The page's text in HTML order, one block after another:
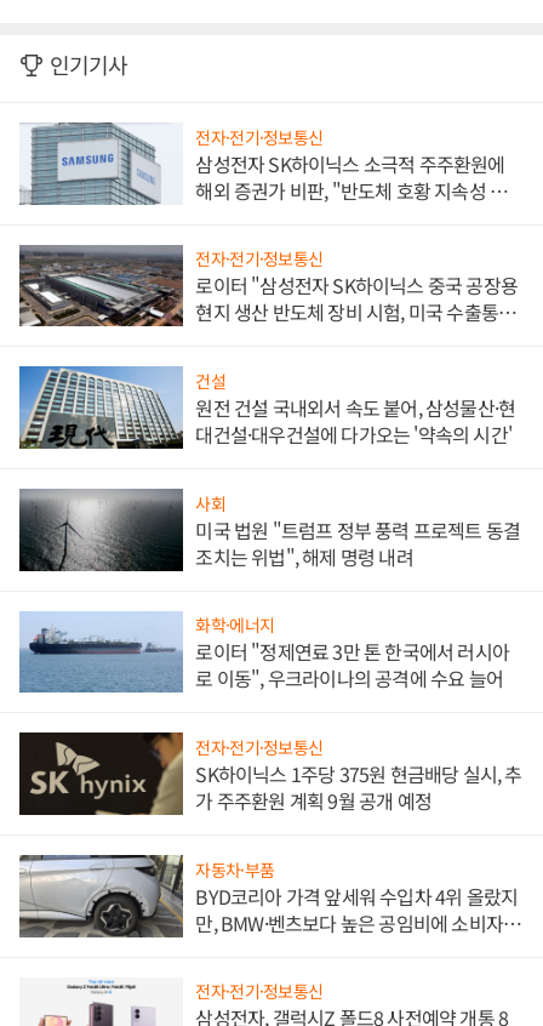
인기기사
전자·전기·정보통신
삼성전자 SK하이닉스 소극적 주주환원에
해외 증권가 비판, "반도체 호황 지속성 의
전자·전기·정보통신
로이터 "삼성전자 SK하이닉스 중국 공장용
현지 생산 반도체 장비 시험, 미국 수출통제
건설
원전 건설 국내외서 속도 붙어, 삼성물산·현
대건설·대우건설에 다가오는 '약속의 시간'
사회
미국 법원 "트럼프 정부 풍력 프로젝트 동결
조치는 위법", 해제 명령 내려
화학·에너지
로이터 "정제연료 3만 톤 한국에서 러시아
로 이동", 우크라이나의 공격에 수요 늘어
전자·전기·정보통신
SK하이닉스 1주당 375원 현금배당 실시, 추
가 주주환원 계획 9월 공개 예정
자동차·부품
BYD코리아 가격 앞세워 수입차 4위 올랐지
만, BMW·벤츠보다 높은 공임비에 소비자
전자·전기·정보통신
삼성전자, 갤럭시Z 폴드8 사전예약 개통 8